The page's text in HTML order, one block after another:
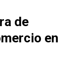
de
en